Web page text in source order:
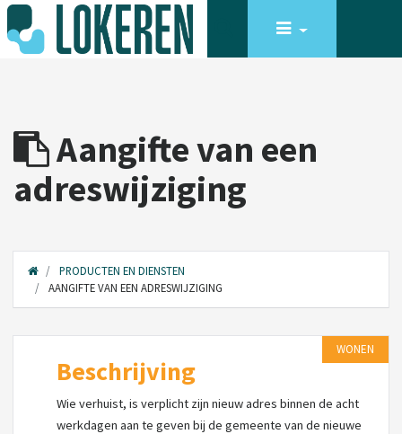
Aangifte van een
adreswijziging
PRODUCTEN EN DIENSTEN
AANGIFTE VAN EEN ADRESWIJZIGING
WONEN
Beschrijving
Wie verhuist, is verplicht zijn nieuw adres binnen de acht
werkdagen aan te geven bij de gemeente van de nieuwe